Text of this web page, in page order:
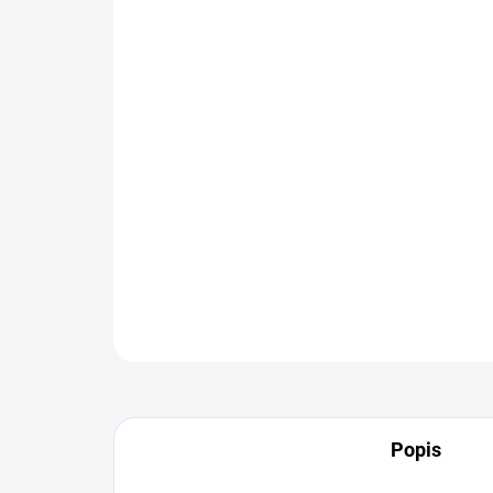
Popis